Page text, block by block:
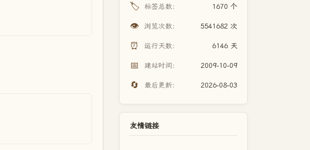
🏷️ 标签总数： 1670 个
👁️ 浏览次数： 5541682 次
⏰ 运行天数： 6146 天
📅 建站时间： 2009-10-09
🔄 最后更新： 2026-08-03
友情链接